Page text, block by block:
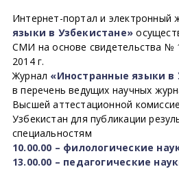
Интернет-портал и электронный
языки в Узбекистане»
СМИ на основе свидетельства №
2014 г.
Журнал «Иностранные языки в
в перечень ведущих научных
Высшей аттестационной
Узбекистан для публикации
специальностям
10.00.00 – филологические
13.00.00 – педагогические